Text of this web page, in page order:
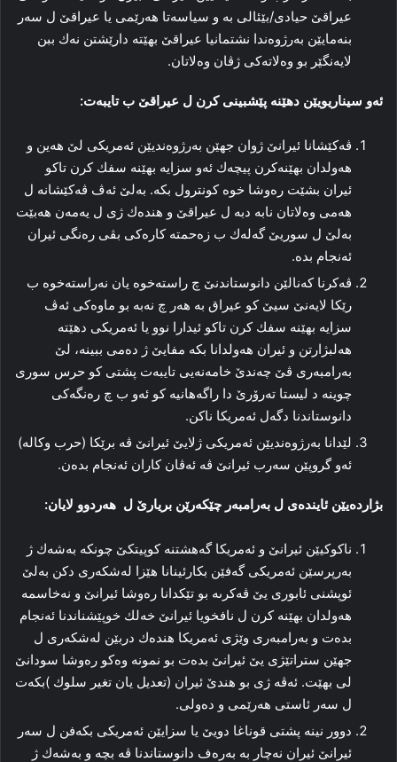
عیراقێ حیادى/بێئالی بە و سیاسه‌تا ھەرێمی یا عیراقێ ل سه‌ر
بنەمایێن به‌رژوه‌ندا نشتمانیا عیراقێ بهێته‌ دارێشتن نه‌ك ببن
لایه‌نگێر بو وه‌لاته‌كى ژڤان وه‌لاتان.
ئه‌و سیناریویێن دهێنه‌ پێشبینى كرن ل عیراقێ ب تایبەت:
ڤه‌كێشانا ئیرانێ ژوان جهێن به‌رژوه‌ندیێن ئه‌مریكى لێ هه‌ین و
هه‌ولدان بهێنه‌كرن پیچەك ئه‌و سزایه‌ بهێنه‌ سفك كرن تاكو
ئیران بشێت ره‌وشا خوە كونترول بكه‌. به‌لێ ئه‌ڤ ڤه‌كێشانه‌ ل
هه‌مى وه‌لاتان نابە دبە ل عیراقێ و هنده‌ك ژى ل یەمەن هه‌بێت
به‌لێ ل سوریێ گەلەك ب زه‌حمته‌ كاره‌كى بڤى ره‌نگى ئیران
ئه‌نجام بده‌.
ڤه‌كرنا كه‌نالێن دانوستاندنێ چ راسته‌خوە یان نه‌راسته‌خوە ب
رێكا لایه‌نێ سیێ كو عیراق بە هه‌ر چ نه‌بە بو ماوه‌كى ئه‌ڤ
سزایه‌ بهێنه‌ سفك كرن تاكو ئیدارا نوو یا ئه‌مریكى دهێته‌
هه‌لبژارتن و ئیران هه‌ولدانا بكه‌ مفایێ ژ ده‌مى ببینە، لێ
به‌رامبه‌رى ڤێ چه‌ندێ خامەنەیی تایبەت پشتى كو حرس سورى
چوینه‌ د لیستا تەرۆرێ دا راگه‌هانیه‌ كو ئه‌و ب چ ره‌نگه‌كى
دانوستاندنا دگه‌ل ئەمریكا ناكن.
لێدانا به‌رژوه‌ندیێن ئه‌مریكى ژلایێ ئیرانێ ڤه‌ برێكا (حرب وكاله‌)
ئه‌و گروپێن سه‌رب ئیرانێ ڤه‌ ئه‌ڤان كاران ئه‌نجام بده‌ن.
بژاردەیێن ئاینده‌ى ل به‌رامبه‌ر چێكه‌رێن بریارێ ل هه‌ردوو لایان:
ناكوكیێن ئیرانێ و ئەمریكا گه‌هشتنه‌ كوپیتكێ چونكه‌ به‌شه‌ك ژ
به‌رپرسێن ئەمریكی گه‌فێن بكارئینانا هێزا له‌شكه‌رى دكن به‌لێ
ئوپشنى ئابورى یێ ڤه‌كرىه‌ بو تێكدانا ره‌وشا ئیرانێ و نه‌خاسمه‌
هه‌ولدان بهێنه‌ كرن ل نافخویا ئیرانێ خه‌لك خوپێشناندنا ئه‌نجام
بده‌ت و به‌رامبه‌رى وێژى ئەمریكا هنده‌ك دربێن له‌شكه‌رى ل
جهێن ستراتێژى یێ ئیرانێ بده‌ت بو نمونه‌ وه‌كو ره‌وشا سودانێ
لى بهێت. ئه‌ڤه‌ ژى بو هندێ ئیران (تعدیل یان تغیر سلوك )بكه‌ت
ل سه‌ر ئاستى هه‌رێمى و ده‌ولى.
دوور نینه‌ پشتى قوناغا دویێ یا سزایێن ئەمریكی بكه‌فن ل سه‌ر
ئیرانێ ئیران نه‌چار بە به‌ره‌ف دانوستاندنا ڤه‌ بچە و به‌شه‌ك ژ